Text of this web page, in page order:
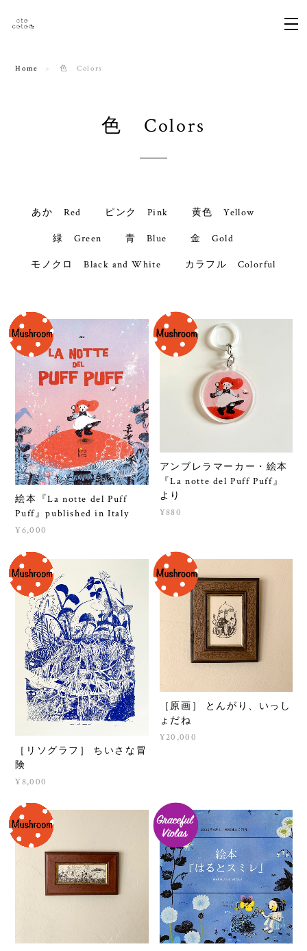
Home 色 Colors
色 Colors
あか Red ピンク Pink 黄色 Yellow
緑 Green 青 Blue 金 Gold
モノクロ Black and White カラフル Colorful
絵本『La notte del Puff
Puff』published in Italy
¥6,000
アンブレラマーカー・絵本
『La notte del Puff Puff』
より
¥880
［リソグラフ］ ちいさな冒
険
¥8,000
［原画］ とんがり、いっし
ょだね
¥20,000